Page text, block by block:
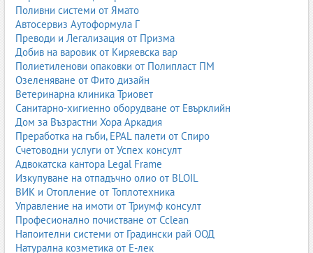
Поливни системи от Ямато
Автосервиз Аутоформула Г
Преводи и Легализация от Призма
Добив на варовик от Киряевска вар
Полиетиленови опаковки от Полипласт ПМ
Озеленяване от Фито дизайн
Ветеринарна клиника Триовет
Санитарно-хигиенно оборудване от Евърклийн
Дом за Възрастни Хора Аркадия
Преработка на гъби, EPAL палети от Спиро
Счетоводни услуги от Успех консулт
Адвокатска кантора Legal Frame
Изкупуване на отпадъчно олио от BLOIL
ВИК и Отопление от Топлотехника
Управление на имоти от Триумф консулт
Професионално почистване от Cclean
Напоителни системи от Градински рай ООД
Натурална козметика от Е-лек